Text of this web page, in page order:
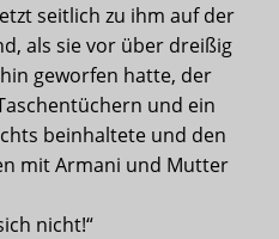
seitlich zu ihm auf der
als sie vor über dreißig
geworfen hatte, der
und ein
beinhaltete und den
mit Armani und Mutter
nicht!“